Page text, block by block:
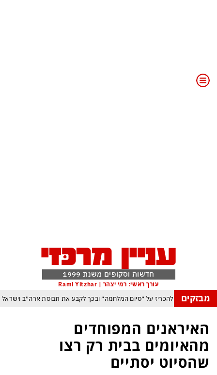
חדשות וסקופים משנת 1999
עורך ראשי: רמי יצהר | Rami Yitzhar
מבזקים
וטראמפ שוקל להכריז על ״סיום המלחמה״ ובכך לקבע את תבוסת ארה״ב
ארדואן, בן סלמן ופקיסטן נחתמה בקריאה לעולם המוסלמי כולו להתאחד נגד
משבר האקלים הפך איום ממשי מיידי על מיליארדי בני
משבר האקלים הגיע עד לכור הגרעיני – והונגריה קיבלה הצצה מפחידה
האיראנים המפוחדים
מהאיומים בבית רק רצו
שהסיוט יסתיים